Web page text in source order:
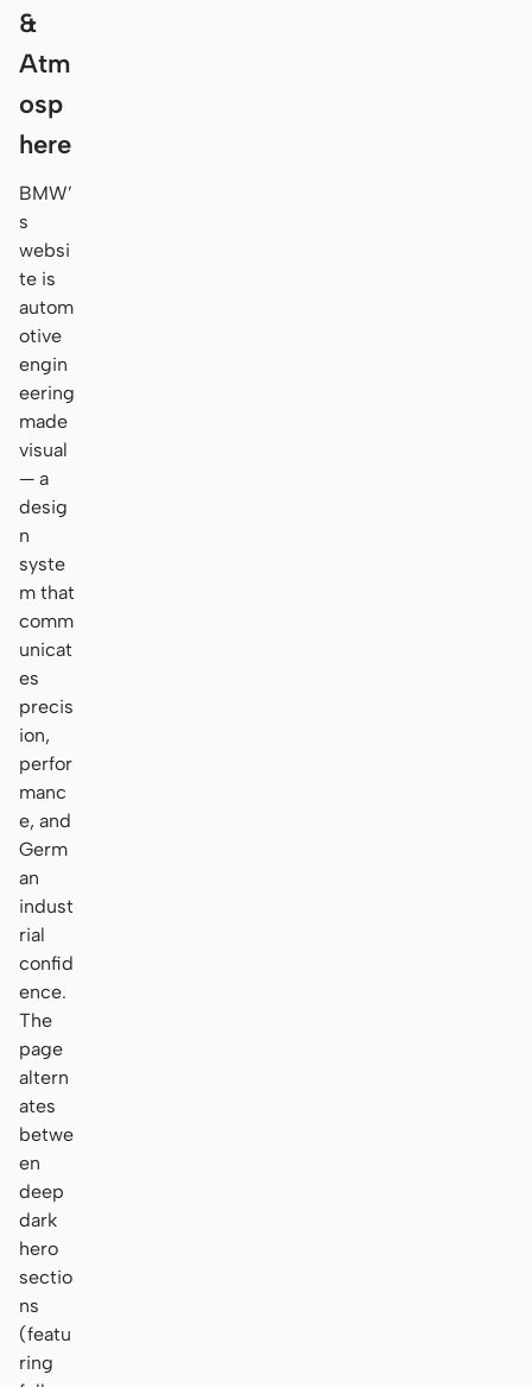
&
Atm
osp
here
BMW’
s
websi
te is
autom
otive
engin
eering
made
visual
— a
desig
n
syste
m that
comm
unicat
es
precis
ion,
perfor
manc
e, and
Germ
an
indust
rial
confid
ence.
The
page
altern
ates
betwe
en
deep
dark
hero
sectio
ns
(featu
ring